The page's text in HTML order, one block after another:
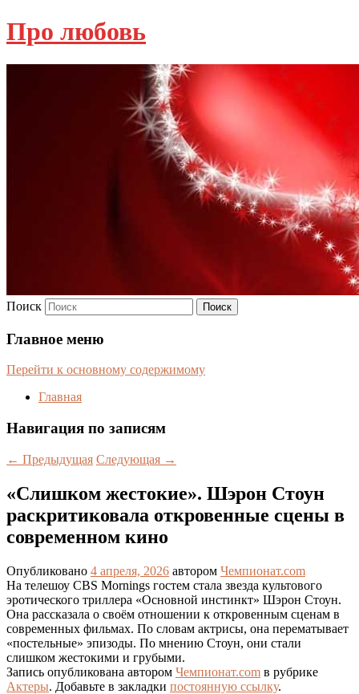
Про любовь
Поиск
Главное меню
Перейти к основному содержимому
Главная
Навигация по записям
← Предыдущая Следующая →
«Слишком жестокие». Шэрон Стоун
раскритиковала откровенные сцены в
современном кино
Опубликовано 4 апреля, 2026 автором Чемпионат.com
На телешоу CBS Mornings гостем стала звезда культового
эротического триллера «Основной инстинкт» Шэрон Стоун.
Она рассказала о своём отношении к откровенным сценам в
современных фильмах. По словам актрисы, она перематывает
«постельные» эпизоды. По мнению Стоун, они стали
слишком жестокими и грубыми.
Запись опубликована автором Чемпионат.com в рубрике
Актеры. Добавьте в закладки постоянную ссылку.